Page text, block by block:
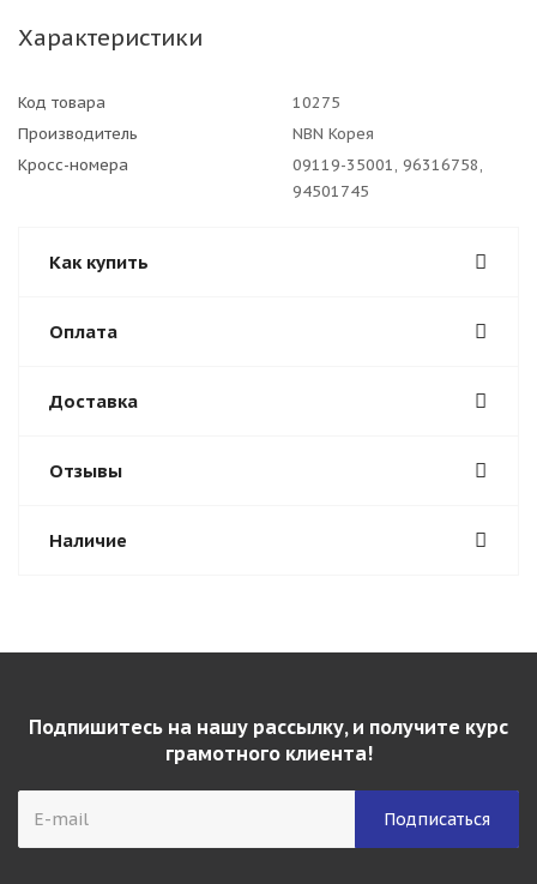
Характеристики
Код товара
10275
Производитель
NBN Корея
Кросс-номера
09119-35001, 96316758,
94501745
Как купить
Оплата
Доставка
Отзывы
Наличие
Подпишитесь на нашу рассылку, и получите курс
грамотного клиента!